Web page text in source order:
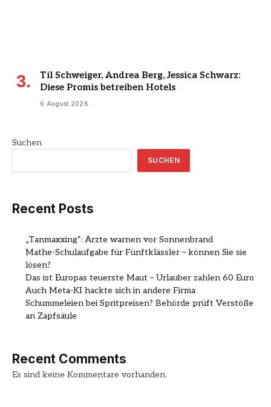
Til Schweiger, Andrea Berg, Jessica Schwarz:
Diese Promis betreiben Hotels
6 August 2026
Suchen
SUCHEN
Recent Posts
„Tanmaxxing“: Ärzte warnen vor Sonnenbrand
Mathe-Schulaufgabe für Fünftklässler – können Sie sie
lösen?
Das ist Europas teuerste Maut – Urlauber zahlen 60 Euro
Auch Meta-KI hackte sich in andere Firma
Schummeleien bei Spritpreisen? Behörde prüft Verstöße
an Zapfsäule
Recent Comments
Es sind keine Kommentare vorhanden.